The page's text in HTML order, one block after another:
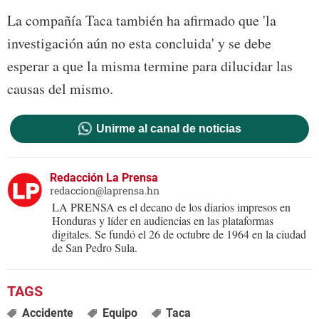
La compañía Taca también ha afirmado que 'la
investigación aún no esta concluida' y se debe
esperar a que la misma termine para dilucidar las
causas del mismo.
Unirme al canal de noticias
Redacción La Prensa
redaccion@laprensa.hn
LA PRENSA es el decano de los diarios impresos en
Honduras y líder en audiencias en las plataformas
digitales. Se fundó el 26 de octubre de 1964 en la ciudad
de San Pedro Sula.
Accidente Equipo Taca